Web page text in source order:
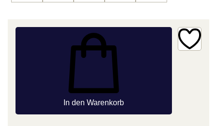
In den Warenkorb